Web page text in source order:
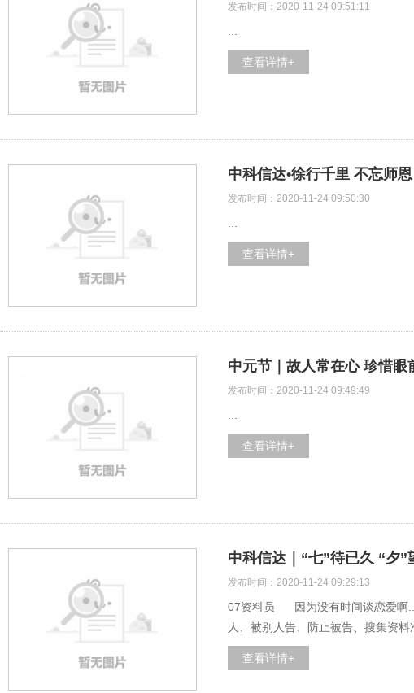
发布时间：2020-11-24 09:51:11
查看详情+
中科信达•徐行千里 不忘师恩
发布时间：2020-11-24 09:50:30
查看详情+
中元节｜故人常在心 珍惜眼
发布时间：2020-11-24 09:49:49
查看详情+
中科信达｜“七”待已久 “夕”
发布时间：2020-11-24 09:29:13
07资料员 因为没有时间谈恋爱啊
人、被别人告、防止被告、搜集资
查看详情+